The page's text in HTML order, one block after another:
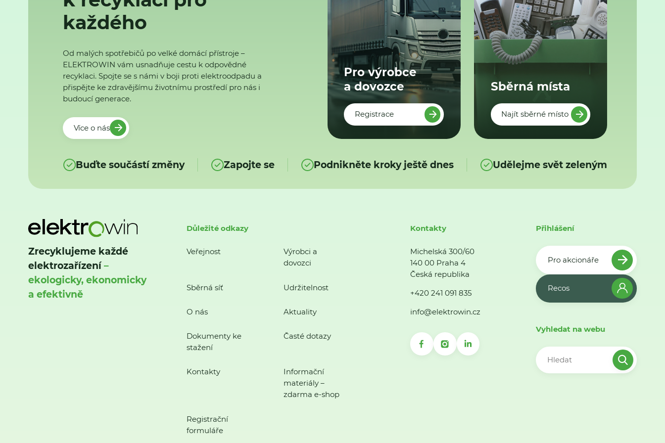
každého
Od malých spotřebičů po velké domácí přístroje –
ELEKTROWIN vám usnadňuje cestu k odpovědné
recyklaci. Spojte se s námi v boji proti elektroodpadu a
přispějte ke zdravějšímu životnímu prostředí pro nás i
budoucí generace.
Více o nás
Pro výrobce
a dovozce
Registrace
Sběrná místa
Najít sběrné místo
Buďte součástí změny Zapojte se Podnikněte kroky ještě dnes Udělejme svět zeleným
Zrecyklujeme každé
elektrozařízení–
ekologicky, ekonomicky
a efektivně
Důležité odkazy
Veřejnost
Výrobci a
dovozci
Sběrná síť Udržitelnost
O nás Aktuality
Dokumenty ke
stažení
Časté dotazy
Kontakty
Informační
materiály –
zdarma e-shop
Registrační
formuláře
Kontakty
Michelská 300/60
140 00 Praha 4
Česká republika
+420 241 091 835
info@elektrowin.cz
Přihlášení
Pro akcionáře
Recos
Vyhledat na webu